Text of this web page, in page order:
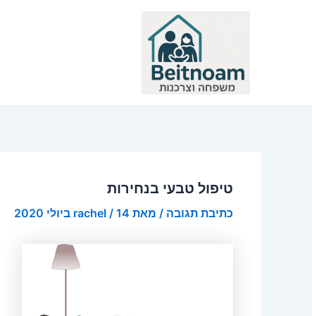
טיפול טבעי בנחירות
כתיבת תגובה / מאת rachel / 14 ביולי 2020